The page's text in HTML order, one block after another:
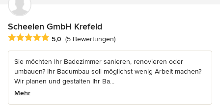
Scheelen GmbH Krefeld
Durchschnittliche Bewertung: 5 von 5 Sternen
5,0 (5 Bewertungen)
Sie möchten Ihr Badezimmer sanieren, renovieren oder
umbauen? Ihr Badumbau soll möglichst wenig Arbeit machen?
Wir planen und gestalten Ihr Ba...
Mehr